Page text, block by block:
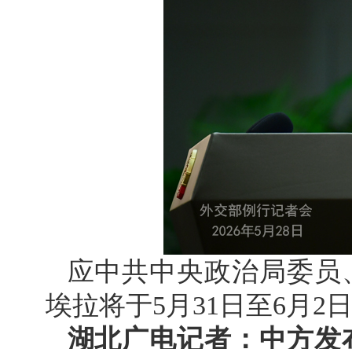
应中共中央政治局委
埃拉将于5月31日至6月2
湖北广电记者：中方